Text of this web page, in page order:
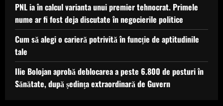
PNL ia în calcul varianta unui premier tehnocrat. Primele
nume ar fi fost deja discutate în negocierile politice
Cum să alegi o carieră potrivită în funcție de aptitudinile
tale
Ilie Bolojan aprobă deblocarea a peste 6.800 de posturi în
Sănătate, după ședința extraordinară de Guvern